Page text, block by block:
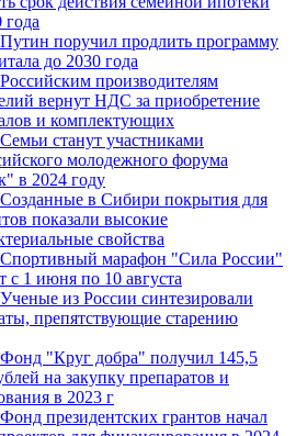
года
поручил продлить программу
до 2030 года
производителям
вернут НДС за приобретение
и комплектующих
станут участниками
молодежного форума
в 2024 году
в Сибири покрытия для
показали высокие
свойства
марафон "Сила России"
с 1 июня по 10 августа
из России синтезировали
препятствующие старению
"Круг добра" получил 145,5
на закупку препаратов и
в 2023 г
президентских грантов начал